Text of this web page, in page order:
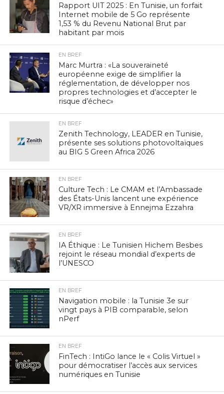
Rapport UIT 2025 : En Tunisie, un forfait
Internet mobile de 5 Go représente
1,53 % du Revenu National Brut par
habitant par mois
EN BREF
Marc Murtra : «La souveraineté
européenne exige de simplifier la
réglementation, de développer nos
propres technologies et d’accepter le
risque d’échec»
EN BREF
Zenith Technology, LEADER en Tunisie,
présente ses solutions photovoltaïques
au BIG 5 Green Africa 2026
EN BREF
Culture Tech : Le CMAM et l’Ambassade
des États-Unis lancent une expérience
VR/XR immersive à Ennejma Ezzahra
EN BREF
IA Éthique : Le Tunisien Hichem Besbes
rejoint le réseau mondial d’experts de
l’UNESCO
EN BREF
Navigation mobile : la Tunisie 3e sur
vingt pays à PIB comparable, selon
nPerf
EN BREF
FinTech : IntiGo lance le « Colis Virtuel »
pour démocratiser l’accès aux services
numériques en Tunisie